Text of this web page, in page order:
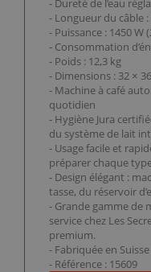
- Dureté de l’eau
- Longueur du câble :
- Puissance : 1450 W
- Consommation
- Poids : 12,3 kg
- Dimensions : 32 ×
- Machine à café
quotidien
- Hygiène Jura
du système de lait
- Usage facile et
préparer chaque
- Design élégant :
tasse, du réservoir
- Grande gamme de
service chez Les
premium.
- Fabriquée en Suisse
- Référence : 15609